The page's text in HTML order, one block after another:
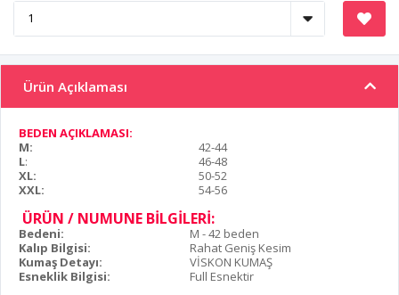
Ürün Açıklaması
BEDEN AÇIKLAMASI:
M:
42-44
L:
46-48
XL:
50-52
XXL:
54-56
ÜRÜN / NUMUNE BİLGİLERİ:
Bedeni:
M - 42 beden
Kalıp Bilgisi:
Rahat Geniş Kesim
Kumaş Detayı:
VİSKON KUMAŞ
Esneklik Bilgisi:
Full Esnektir